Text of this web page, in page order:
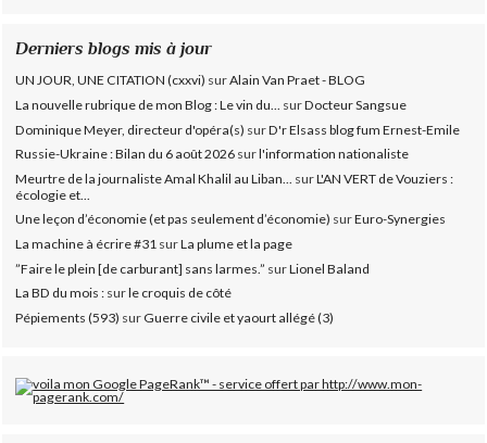
Derniers blogs mis à jour
UN JOUR, UNE CITATION (cxxvi) surAlain Van Praet - BLOG
La nouvelle rubrique de mon Blog : Le vin du... surDocteur Sangsue
Dominique Meyer, directeur d'opéra(s) surD'r Elsass blog fum Ernest-Emile
Russie-Ukraine : Bilan du 6 août 2026 surl'information nationaliste
Meurtre de la journaliste Amal Khalil au Liban...
surL'AN VERT de Vouziers :
écologie et...
Une leçon d’économie (et pas seulement d’économie) surEuro-Synergies
La machine à écrire #31 surLa plume et la page
”Faire le plein [de carburant] sans larmes.” surLionel Baland
La BD du mois : surle croquis de côté
Pépiements (593) surGuerre civile et yaourt allégé (3)